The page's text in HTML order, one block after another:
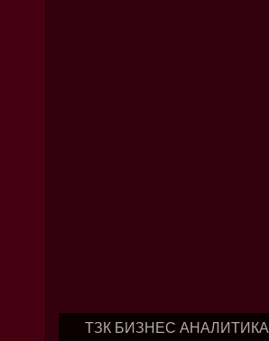
ТЗК БИЗНЕС АНАЛИТИКА